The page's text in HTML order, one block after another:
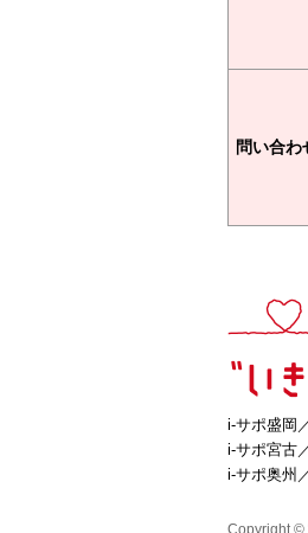
問い合わ
i-サポ盛岡
i-サポ宮古
i-サポ奥州
Copyright ©